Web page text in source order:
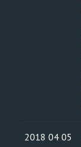
2018 04 05